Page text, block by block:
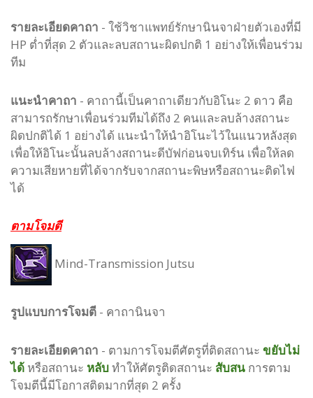
รายละเอียดคาถา - ใช้วิชาแพทย์รักษานินจาฝ่ายตัวเองที่มี
HP ต่ำที่สุด 2 ตัวและลบสถานะผิดปกติ 1 อย่างให้เพื่อนร่วม
ทีม
แนะนำคาถา - คาถานี้เป็นคาถาเดียวกับอิโนะ 2 ดาว คือ
สามารถรักษาเพื่อนร่วมทีมได้ถึง 2 คนและลบล้างสถานะ
ผิดปกติได้ 1 อย่างได้ แนะนำให้นำอิโนะไว้ในแนวหลังสุด
เพื่อให้อิโนะนั้นลบล้างสถานะดีบัฟก่อนจบเทิร์น เพื่อให้ลด
ความเสียหายที่ได้จากรับจากสถานะพิษหรือสถานะติดไฟ
ได้
ตามโจมตี
Mind-Transmission Jutsu
รูปแบบการโจมตี - คาถานินจา
รายละเอียดคาถา - ตามการโจมตีศัตรูที่ติดสถานะ ขยับไม่
ได้ หรือสถานะ หลับทำให้ศัตรูติดสถานะ สับสน การตาม
โจมตีนี้มีโอกาสติดมากที่สุด 2 ครั้ง